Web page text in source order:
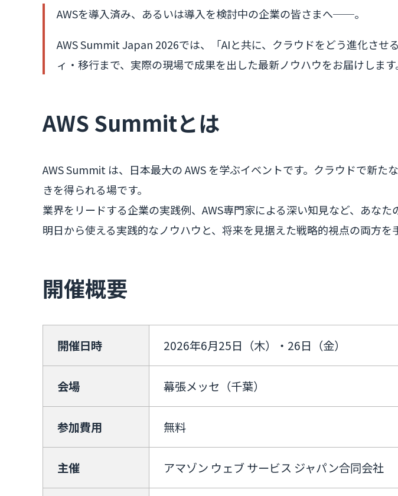
AWSを導入済み、あるいは導入を検討中の企業の皆さまへ──。
AWS Summit Japan 2026では、「AIと共に、クラウドをどう進化さ
ィ・移行まで、実際の現場で成果を出した最新ノウハウをお届けします
AWS Summitとは
AWS Summit は、日本最大の AWS を学ぶイベントです。クラウドで新
きを得られる場です。
業界をリードする企業の実践例、AWS専門家による深い知見など、あな
明日から使える実践的なノウハウと、将来を見据えた戦略的視点の両方を
開催概要
開催日時 2026年6月25日（木）・26日（金）
会場 幕張メッセ（千葉）
参加費用 無料
主催 アマゾン ウェブ サービス ジャパン合同会社